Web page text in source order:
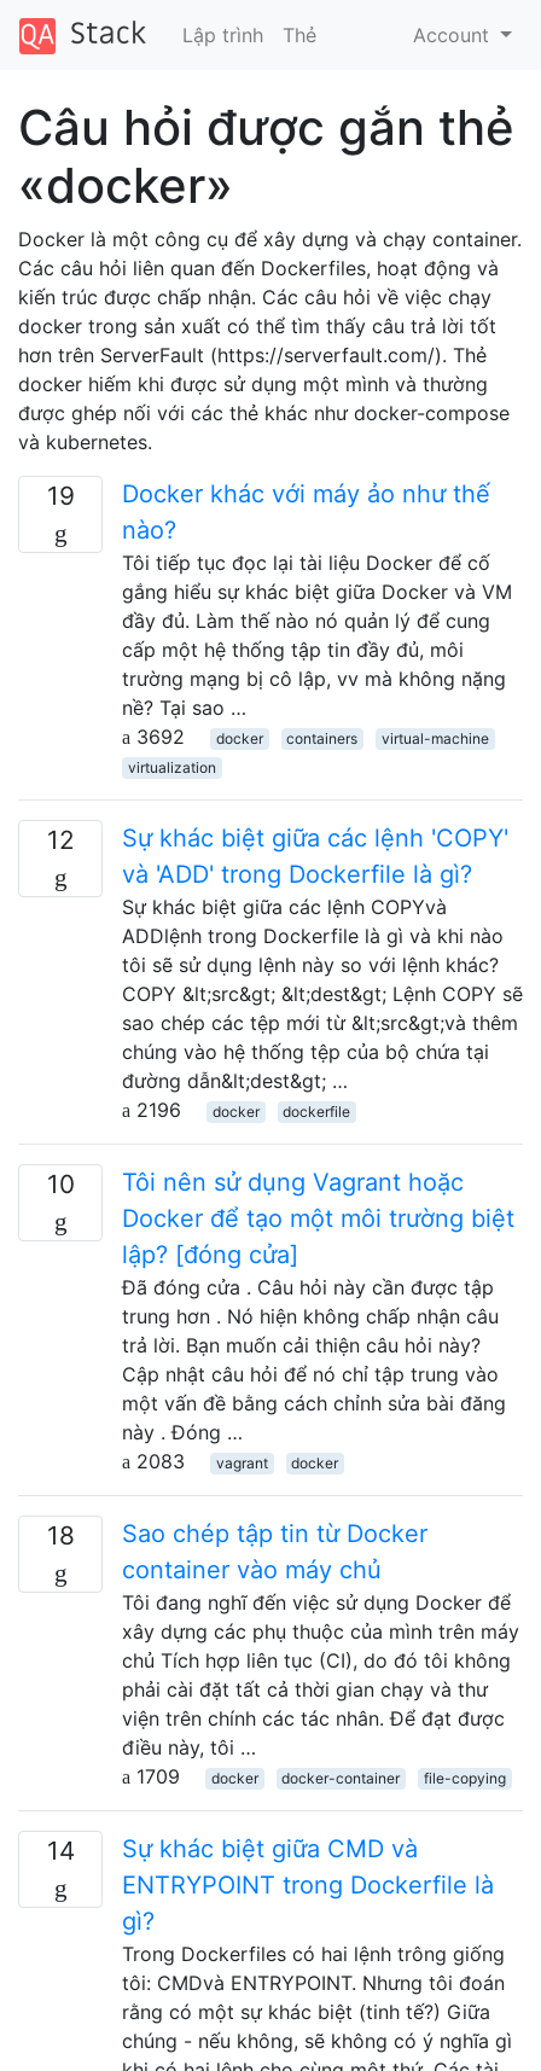
Lập trình Thẻ Account
Câu hỏi được gắn thẻ
«docker»
Docker là một công cụ để xây dựng và chạy container.
Các câu hỏi liên quan đến Dockerfiles, hoạt động và
kiến ​​trúc được chấp nhận. Các câu hỏi về việc chạy
docker trong sản xuất có thể tìm thấy câu trả lời tốt
hơn trên ServerFault (https://serverfault.com/). Thẻ
docker hiếm khi được sử dụng một mình và thường
được ghép nối với các thẻ khác như docker-compose
và kubernetes.
19
Docker khác với máy ảo như thế
nào?
Tôi tiếp tục đọc lại tài liệu Docker để cố
gắng hiểu sự khác biệt giữa Docker và VM
đầy đủ. Làm thế nào nó quản lý để cung
cấp một hệ thống tập tin đầy đủ, môi
trường mạng bị cô lập, vv mà không nặng
nề? Tại sao …
3692
docker containers
virtual-machine
virtualization
12
Sự khác biệt giữa các lệnh 'COPY'
và 'ADD' trong Dockerfile là gì?
Sự khác biệt giữa các lệnh COPYvà
ADDlệnh trong Dockerfile là gì và khi nào
tôi sẽ sử dụng lệnh này so với lệnh khác?
COPY &lt;src&gt; &lt;dest&gt; Lệnh COPY sẽ
sao chép các tệp mới từ &lt;src&gt;và thêm
chúng vào hệ thống tệp của bộ chứa tại
đường dẫn&lt;dest&gt; …
2196
docker dockerfile
10
Tôi nên sử dụng Vagrant hoặc
Docker để tạo một môi trường biệt
lập? [đóng cửa]
Đã đóng cửa . Câu hỏi này cần được tập
trung hơn . Nó hiện không chấp nhận câu
trả lời. Bạn muốn cải thiện câu hỏi này?
Cập nhật câu hỏi để nó chỉ tập trung vào
một vấn đề bằng cách chỉnh sửa bài đăng
này . Đóng …
2083
vagrant docker
18
Sao chép tập tin từ Docker
container vào máy chủ
Tôi đang nghĩ đến việc sử dụng Docker để
xây dựng các phụ thuộc của mình trên máy
chủ Tích hợp liên tục (CI), do đó tôi không
phải cài đặt tất cả thời gian chạy và thư
viện trên chính các tác nhân. Để đạt được
điều này, tôi …
1709
docker docker-container file-copying
14
Sự khác biệt giữa CMD và
ENTRYPOINT trong Dockerfile là
gì?
Trong Dockerfiles có hai lệnh trông giống
tôi: CMDvà ENTRYPOINT. Nhưng tôi đoán
rằng có một sự khác biệt (tinh tế?) Giữa
chúng - nếu không, sẽ không có ý nghĩa gì